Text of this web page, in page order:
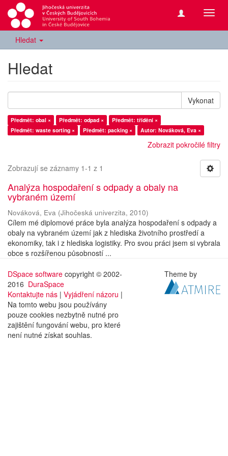
Hledat
Hledat
Vykonat
Předmět: obal × Předmět: odpad ×
Předmět: třídění ×
Předmět: waste sorting ×
Předmět: packing × Autor: Nováková, Eva ×
Zobrazit pokročilé filtry
Zobrazují se záznamy 1-1 z 1
Analýza hospodaření s odpady a obaly na
vybraném území
Nováková, Eva (Jihočeská univerzita, 2010)
Cílem mé diplomové práce byla analýza hospodaření s odpady a
obaly na vybraném území jak z hlediska životního prostředí a
ekonomiky, tak i z hlediska logistiky. Pro svou práci jsem si vybrala
obce s rozšířenou působností ...
DSpace software copyright © 2002-
2016 DuraSpace
Kontaktujte nás | Vyjádření názoru |
Na tomto webu jsou používány
pouze cookies nezbytně nutné pro
zajištění fungování webu, pro které
není nutné získat souhlas.
Theme by